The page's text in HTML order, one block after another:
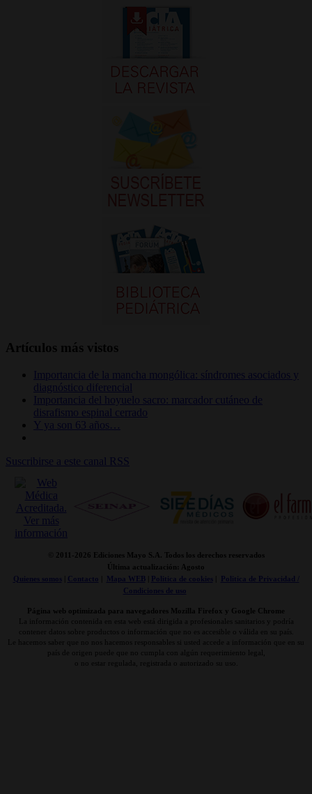
Artículos más vistos
Importancia de la mancha mongólica: síndromes asociados y
diagnóstico diferencial
Importancia del hoyuelo sacro: marcador cutáneo de
disrafismo espinal cerrado
Y ya son 63 años…
Suscribirse a este canal RSS
© 2011- 2026 Ediciones Mayo S.A. Todos los derechos reservados
Última actualización: Agosto
Quienes somos| Contacto Mapa WEB| Politica de cookies|
Politica de Privacidad /
Condiciones de uso
Página web optimizada para navegadores Mozilla Firefox y Google Chrome
La información contenida en esta web está dirigida a profesionales sanitarios y podría
contener datos sobre productos o información que no es accesible o válida en su país.
Le hacemos saber que no nos hacemos responsables si usted accede a información que en su
país de origen puede que no cumpla con algún requerimiento legal,
o no estar regulada, registrada o autorizado su uso.